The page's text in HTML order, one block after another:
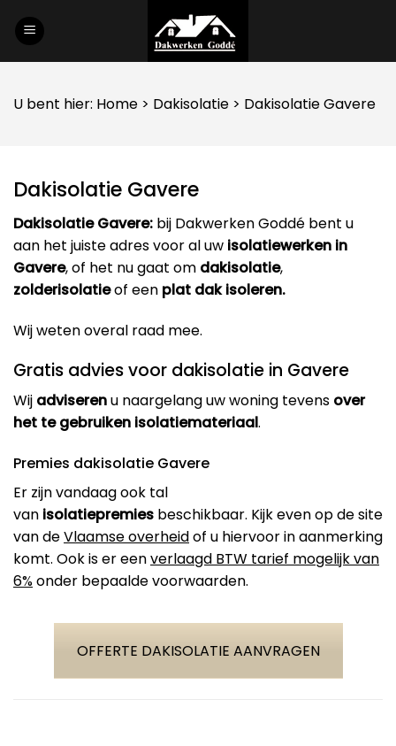
U bent hier: Home > Dakisolatie > Dakisolatie Gavere
Dakisolatie Gavere
Dakisolatie Gavere: bij Dakwerken Goddé bent u
aan het juiste adres voor al uw isolatiewerken in
Gavere, of het nu gaat om dakisolatie,
zolderisolatieof een plat dak isoleren.
Wij weten overal raad mee.
Gratis advies voor dakisolatie in Gavere
Wij adviserenu naargelang uw woning tevens over
het te gebruiken isolatiemateriaal.
Premies dakisolatie Gavere
Er zijn vandaag ook tal
van isolatiepremies beschikbaar. Kijk even op de site
van deVlaamse overheidof u hiervoor in aanmerking
komt. Ook is er eenverlaagd BTW tarief mogelijk van
6%onder bepaalde voorwaarden.
OFFERTE DAKISOLATIE AANVRAGEN